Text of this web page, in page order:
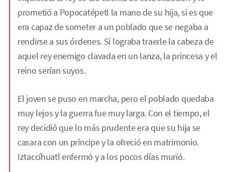
prometió a Popocatépetl la mano de su hija, si es que
era capaz de someter a un poblado que se negaba a
rendirse a sus órdenes. Si lograba traerle la cabeza de
aquel rey enemigo clavada en un lanza, la princesa y el
reino serían suyos.
El joven se puso en marcha, pero el poblado quedaba
muy lejos y la guerra fue muy larga. Con el tiempo, el
rey decidió que lo más prudente era que su hija se
casara con un príncipe y la ofreció en matrimonio.
Iztaccíhuatl enfermó y a los pocos días murió.